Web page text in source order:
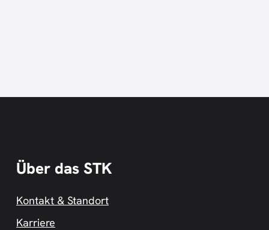
Über das STK
Kontakt & Standort
Karriere